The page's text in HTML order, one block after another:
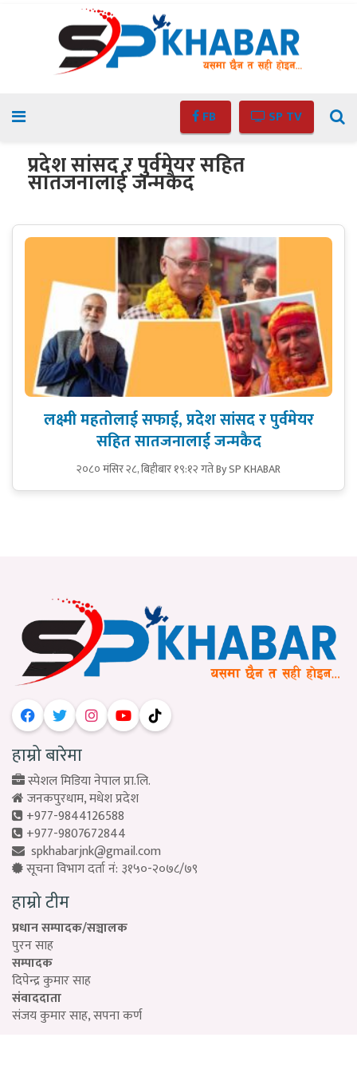
FB SP TV
प्रदेश सांसद र पुर्वमेयर सहित
सातजनालाई जन्मकैद
लक्ष्मी महतोलाई सफाई, प्रदेश सांसद र पुर्वमेयर
सहित सातजनालाई जन्मकैद
२०८० मंसिर २८, बिहीबार १९:१२ गतेBy SP KHABAR
हाम्रो बारेमा
स्पेशल मिडिया नेपाल प्रा.लि.
जनकपुरधाम, मधेश प्रदेश
+977-9844126588
+977-9807672844
spkhabarjnk@gmail.com
सूचना विभाग दर्ता नं: ३१५०-२०७८/७९
हाम्रो टीम
प्रधान सम्पादक/सञ्चालक
पुरन साह
सम्पादक
दिपेन्द्र कुमार साह
संवाददाता
संजय कुमार साह, सपना कर्ण